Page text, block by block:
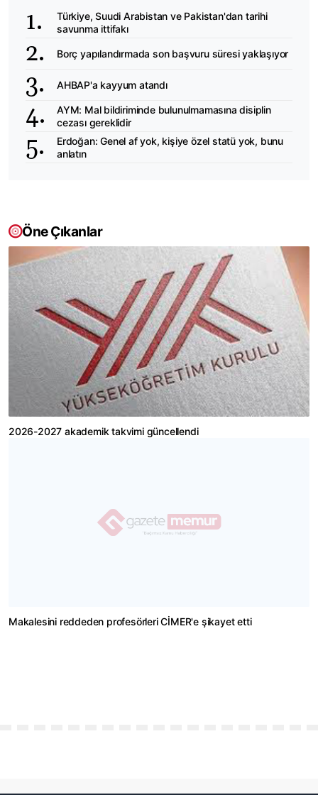
Türkiye, Suudi Arabistan ve Pakistan'dan tarihi
savunma ittifakı
Borç yapılandırmada son başvuru süresi yaklaşıyor
AHBAP'a kayyum atandı
AYM: Mal bildiriminde bulunulmamasına disiplin
cezası gereklidir
Erdoğan: Genel af yok, kişiye özel statü yok, bunu
anlatın
Öne Çıkanlar
2026-2027 akademik takvimi güncellendi
Makalesini reddeden profesörleri CİMER'e şikayet etti